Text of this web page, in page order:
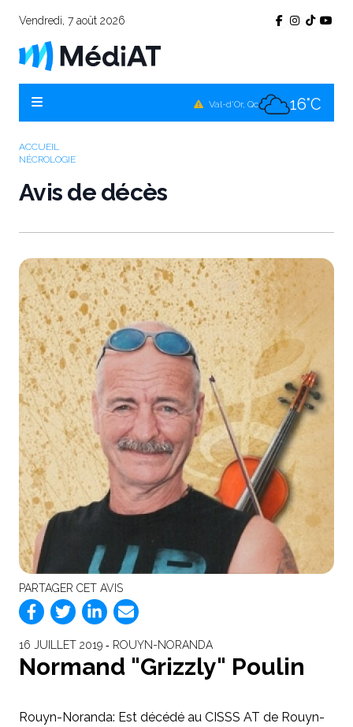
Vendredi, 7 août 2026
Val-d'Or, Qc 16°C
ACCUEIL
NÉCROLOGIE
Avis de décès
PARTAGER CET AVIS
16 JUILLET 2019 ‐ ROUYN-NORANDA
Normand "Grizzly" Poulin
Rouyn-Noranda: Est décédé au CISSS AT de Rouyn-